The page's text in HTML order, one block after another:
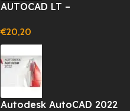
AUTOCAD LT –
€20,20
Autodesk AutoCAD 2022